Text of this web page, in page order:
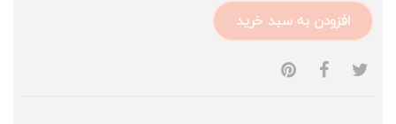
افزودن به سبد خرید